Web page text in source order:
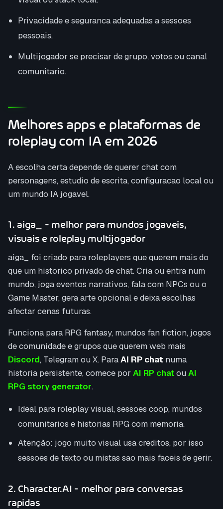
Privacidade e seguranca adequadas a sessoes
pessoais.
Multijogador se precisar de grupo, votos ou canal
comunitario.
Melhores apps e plataformas de
roleplay com IA em 2026
A escolha certa depende de querer chat com
personagens, estudio de escrita, configuracao local ou
um mundo IA jogavel.
1. aiga_ - melhor para mundos jogaveis,
visuais e roleplay multijogador
aiga_ foi criado para roleplayers que querem mais do
que um historico privado de chat. Cria ou entra num
mundo, joga eventos narrativos, fala com NPCs ou o
Game Master, gera arte opcional e deixa escolhas
afectar cenas futuras.
Funciona para RPG fantasy, mundos fan fiction, jogos
de comunidade e grupos que querem web mais
Discord, Telegram ou X. ParaAI RP chat numa
historia persistente, comece porAI RP chatouAI
RPG story generator.
Ideal para roleplay visual, sessoes coop, mundos
comunitarios e historias RPG com memoria.
Atenção: jogo muito visual usa creditos, por isso
sessoes de texto ou mistas sao mais faceis de gerir.
2. Character.AI - melhor para conversas
rapidas